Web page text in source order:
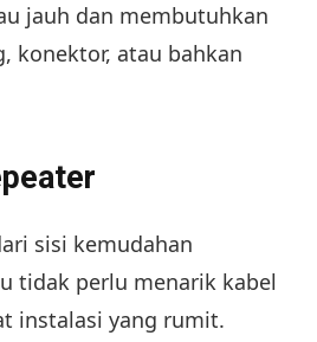
jauh dan membutuhkan
konektor, atau bahkan
sisi kemudahan
tidak perlu menarik kabel
instalasi yang rumit.